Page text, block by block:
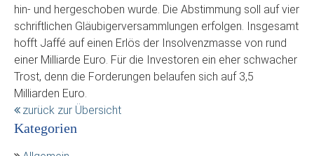
hin- und hergeschoben wurde. Die Abstimmung soll auf vier
schriftlichen Gläubigerversammlungen erfolgen. Insgesamt
hofft Jaffé auf einen Erlös der Insolvenzmasse von rund
einer Milliarde Euro. Für die Investoren ein eher schwacher
Trost, denn die Forderungen belaufen sich auf 3,5
Milliarden Euro.
zurück zur Übersicht
Kategorien